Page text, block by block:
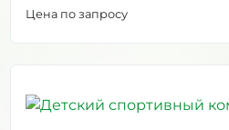
Цена по запросу